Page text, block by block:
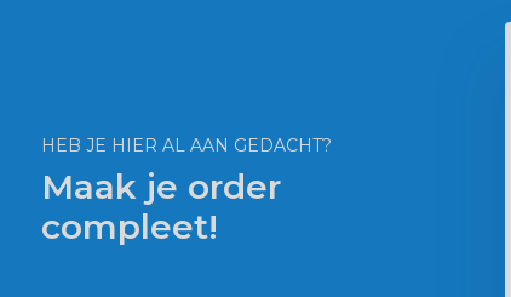
HEB JE HIER AL AAN GEDACHT?
Maak je order
compleet!